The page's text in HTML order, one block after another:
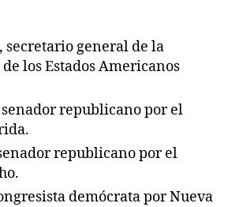
, secretario general de la
los Estados Americanos
senador republicano por el
republicano por el
demócrata por Nueva